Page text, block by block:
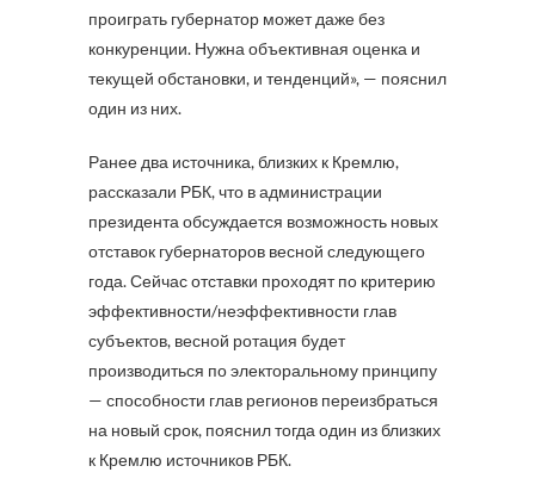
проиграть губернатор может даже без
конкуренции. Нужна объективная оценка и
текущей обстановки, и тенденций», — пояснил
один из них.
Ранее два источника, близких к Кремлю,
рассказали РБК, что в администрации
президента обсуждается возможность новых
отставок губернаторов весной следующего
года. Сейчас отставки проходят по критерию
эффективности/неэффективности глав
субъектов, весной ротация будет
производиться по электоральному принципу
— способности глав регионов переизбраться
на новый срок, пояснил тогда один из близких
к Кремлю источников РБК.